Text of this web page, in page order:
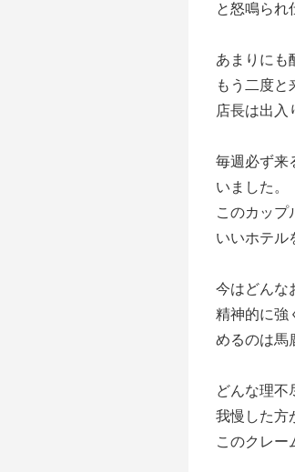
と怒鳴られ
あまりにも
もう二度と
店長は出入
毎週必ず来
いました。
このカップ
いいホテル
今はどんな
精神的に強
めるのは馬
どんな理不
我慢した方
このクレー